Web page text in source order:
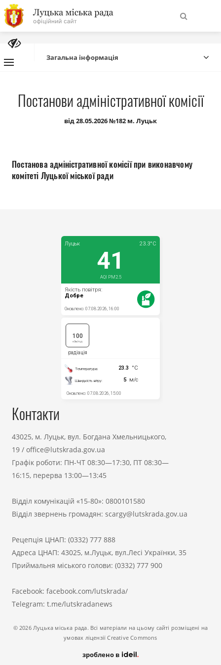
На
головну
сайту
Про місто
Міська влада
Бюджет
Документи
Загальна інформація
Постанови адміністративної комісії
від 28.05.2026 №182 м. Луцьк
Постанова адміністративної комісії при виконавчому
комітеті Луцької міської ради
Контакти
43025, м. Луцьк, вул. Богдана Хмельницького,
19 / office@lutskrada.gov.ua
Графік роботи: ПН-ЧТ 08:30—17:30, ПТ 08:30—
16:15, перерва 13:00—13:45
Відділ комунікацій «15-80»: 0800101580
Відділ звернень громадян: scargy@lutskrada.gov.ua
Рецепція ЦНАП: (0332) 777 888
Адреса ЦНАП: 43025, м.Луцьк, вул.Лесі Українки, 35
Приймальня міського голови: (0332) 777 900
Facebook: facebook.com/lutskrada/
Telegram: t.me/lutskradanews
© 2026 Луцька міська рада. Всі матеріали на цьому сайті розміщені на
умовах ліцензії Creative Commons
зроблено в